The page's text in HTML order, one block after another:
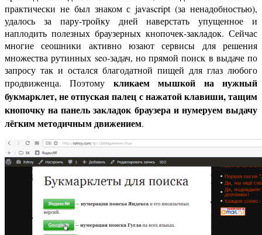
практически не был знаком с javascript (за ненадобностью),
удалось за пару-тройку дней наверстать упущенное и
наплодить полезных браузерных кнопочек-закладок. Сейчас
многие сеошники активно юзают сервисы для решения
множества рутинных seo-задач, но прямой поиск в выдаче по
запросу так и остался благодатной пищей для глаз любого
продвиженца. Поэтому кликаем мышкой на нужный
букмарклет, не отпуская палец с нажатой клавиши, тащим
кнопочку на панель закладок браузера и нумеруем выдачу
лёгким методичным движением.